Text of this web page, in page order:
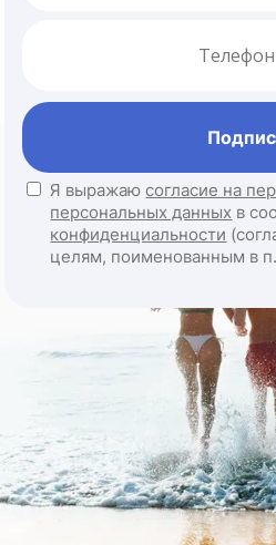
Я выражаюсогласие на
персональных данных в
конфиденциальности
целям, поименованным в п.